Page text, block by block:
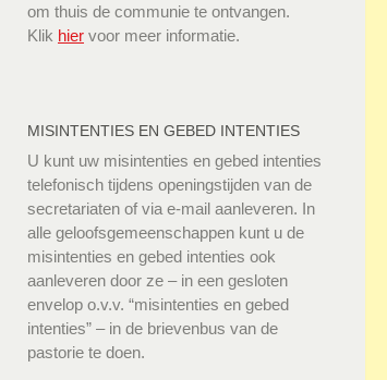
om thuis de communie te ontvangen.
Klik hier voor meer informatie.
MISINTENTIES EN GEBED INTENTIES
U kunt uw misintenties en gebed intenties
telefonisch tijdens openingstijden van de
secretariaten of via e-mail aanleveren. In
alle geloofsgemeenschappen kunt u de
misintenties en gebed intenties ook
aanleveren door ze – in een gesloten
envelop o.v.v. “misintenties en gebed
intenties” – in de brievenbus van de
pastorie te doen.